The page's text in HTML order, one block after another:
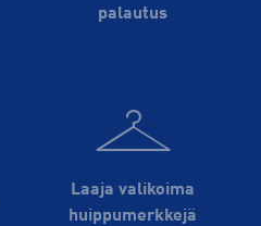
palautus
Laaja valikoima
huippu­merkkejä